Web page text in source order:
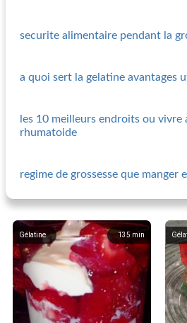
securite alimentaire pendant la
a quoi sert la gelatine avantages
les 10 meilleurs endroits ou
rhumatoide
regime de grossesse que
135 min
Gélatine